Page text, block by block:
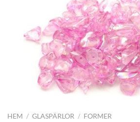
HEM / GLASPÄRLOR / FORMER